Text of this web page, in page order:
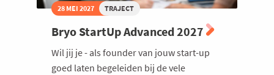
28 MEI 2027 TRAJECT
Bryo StartUp Advanced 2027
Wil jij je - als founder van jouw start-up
goed laten begeleiden bij de vele